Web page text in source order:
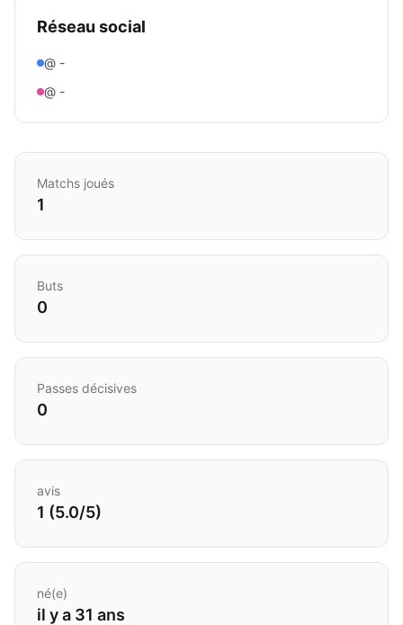
Réseau social
@ -
@ -
Matchs joués
1
Buts
0
Passes décisives
0
avis
1 (5.0/5)
né(e)
il y a 31 ans